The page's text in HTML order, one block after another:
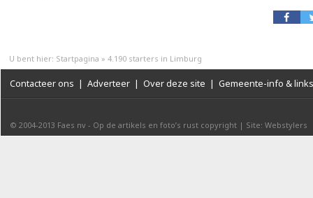
U bent hier: Startpagina » 4.190 starters in Limburg
Contacteer ons | Adverteer | Over deze site | Gemeente-info & links
© 2004-2013 Faes nv - Op de artikels en foto’s rust copyright | Site: Webstylers